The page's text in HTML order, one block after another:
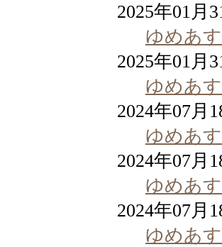
2025年01月
ゆめあ
2025年01月
ゆめあ
2024年07月
ゆめあ
2024年07月
ゆめあ
2024年07月
ゆめあ